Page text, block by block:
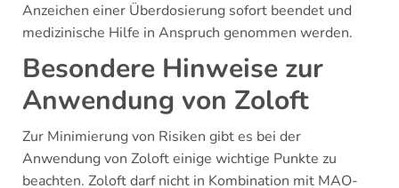
Anzeichen einer Überdosierung sofort beendet und
medizinische Hilfe in Anspruch genommen werden.
Besondere Hinweise zur
Anwendung von Zoloft
Zur Minimierung von Risiken gibt es bei der
Anwendung von Zoloft einige wichtige Punkte zu
beachten. Zoloft darf nicht in Kombination mit MAO-